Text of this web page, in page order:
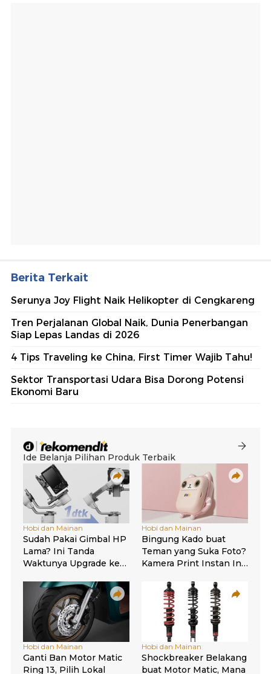
Berita Terkait
Serunya Joy Flight Naik Helikopter di Cengkareng
Tren Perjalanan Global Naik, Dunia Penerbangan
Siap Lepas Landas di 2026
4 Tips Traveling ke China, First Timer Wajib Tahu!
Sektor Transportasi Udara Bisa Dorong Potensi
Ekonomi Baru